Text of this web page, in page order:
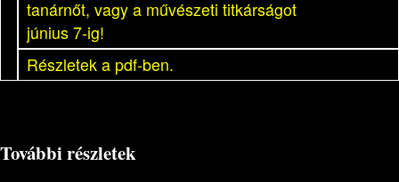
tanárnőt, vagy a művészeti titkárságot
június 7-ig!
Részletek a pdf-ben.
További részletek